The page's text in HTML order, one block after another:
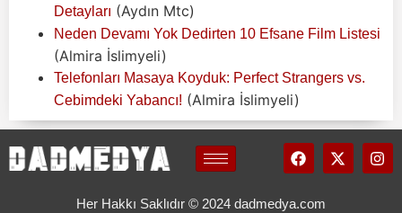
Detayları (Aydın Mtc)
Neden Devamı Yok Dedirten 10 Efsane Film Listesi
(Almira İslimyeli)
Telefonları Masaya Koyduk: Perfect Strangers vs.
Cebimdeki Yabancı! (Almira İslimyeli)
Her Hakkı Saklıdır © 2024 dadmedya.com